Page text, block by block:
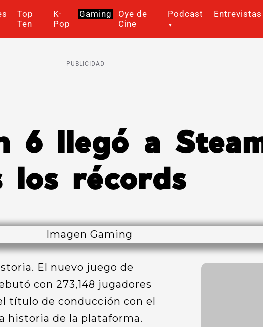
Top
Ten
K-
Pop
Gaming
Oye de
Cine
Podcast Entrevistas
PUBLICIDAD
6 llegó a
los récords
El nuevo juego de
con 273,148 jugadores
título de conducción con el
historia de la plataforma.